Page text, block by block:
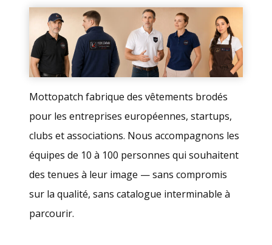
Mottopatch fabrique des vêtements brodés
pour les entreprises européennes, startups,
clubs et associations. Nous accompagnons les
équipes de 10 à 100 personnes qui souhaitent
des tenues à leur image — sans compromis
sur la qualité, sans catalogue interminable à
parcourir.